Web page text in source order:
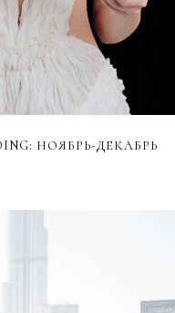
НОЯБРЬ-ДЕКАБРЬ